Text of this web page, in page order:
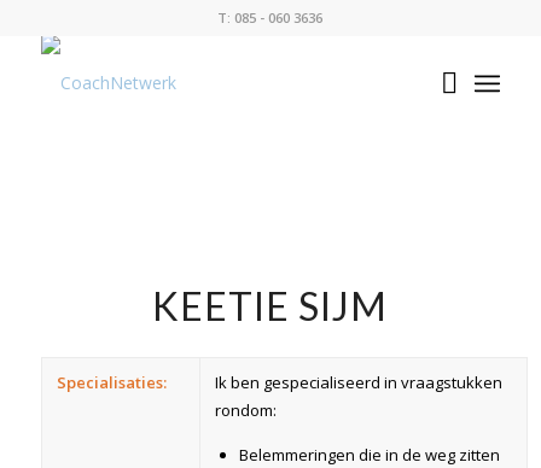
T: 085 - 060 3636
KEETIE SIJM
Specialisaties:
Ik ben gespecialiseerd in vraagstukken
rondom:
Belemmeringen die in de weg zitten